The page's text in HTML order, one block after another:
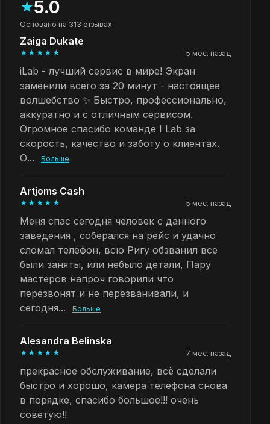
★5.0
Основано на 313 отзывах
Zaiga Dukate
★★★★★ 5 мес. назад
iLab - лучший сервис в мире! Экран
заменили всего за 20 минут - настоящее
волшебство ✨ Быстро, профессионально,
аккуратно и с отличным сервисом.
Огромное спасибо команде I Lab за
скорость, качество и заботу о клиентах.
О...
Больше
Artjoms Cash
★★★★★ 5 мес. назад
Меня спас сегодня человек с данного
заведения , соберался на рейс и удачно
сломал телефон, всю Ригу обзванил все
были заняты, или небыло детали, Пару
мастеров напроч говорили что
перезвонят и не перезванивали, и
сегодня...
Больше
Alesandra Belinska
★★★★★ 7 мес. назад
прекрасное обслуживание, всё сделали
быстро и хорошо, камера телефона снова
в порядке, спасибо большое!!! очень
советую!!